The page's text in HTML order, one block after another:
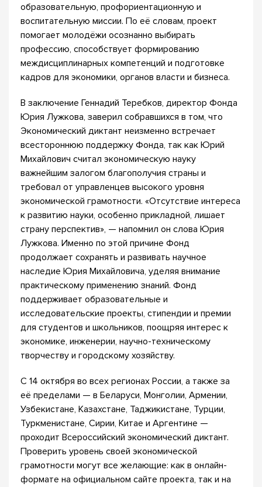
образовательную, профориентационную и
воспитательную миссии. По её словам, проект
помогает молодёжи осознанно выбирать
профессию, способствует формированию
междисциплинарных компетенций и подготовке
кадров для экономики, органов власти и бизнеса.
В заключение Геннадий Теребков, директор Фонда
Юрия Лужкова, заверил собравшихся в том, что
Экономический диктант неизменно встречает
всестороннюю поддержку Фонда, так как Юрий
Михайлович считал экономическую науку
важнейшим залогом благополучия страны и
требовал от управленцев высокого уровня
экономической грамотности. «Отсутствие интереса
к развитию науки, особенно прикладной, лишает
страну перспектив», — напомнил он слова Юрия
Лужкова. Именно по этой причине Фонд
продолжает сохранять и развивать научное
наследие Юрия Михайловича, уделяя внимание
практическому применению знаний. Фонд
поддерживает образовательные и
исследовательские проекты, стипендии и премии
для студентов и школьников, поощряя интерес к
экономике, инженерии, научно-техническому
творчеству и городскому хозяйству.
С 14 октября во всех регионах России, а также за
её пределами — в Беларуси, Монголии, Армении,
Узбекистане, Казахстане, Таджикистане, Турции,
Туркменистане, Сирии, Китае и Аргентине —
проходит Всероссийский экономический диктант.
Проверить уровень своей экономической
грамотности могут все желающие: как в онлайн-
формате на официальном сайте проекта, так и на